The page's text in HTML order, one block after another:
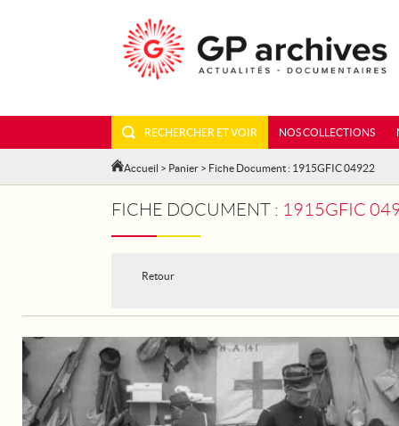
RECHERCHER ET VOIR NOS COLLECTIONS
Accueil > Panier > Fiche Document : 1915GFIC 04922
FICHE DOCUMENT : 1915GFIC
Retour